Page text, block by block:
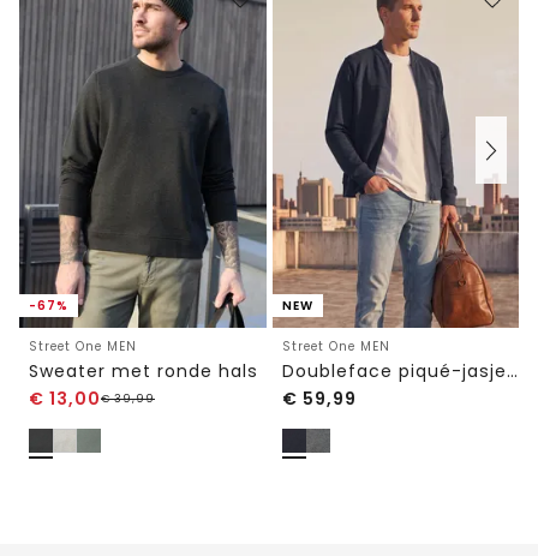
-67%
Street One MEN
Sweater met ronde hals
€ 13,00€39,99
NEW
Street One MEN
Doubleface piqué-jasje met ritssluiting
€ 59,99